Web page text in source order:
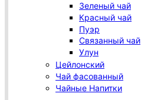
Зеленый чай
Красный чай
Пуэр
Связанный чай
Улун
Цейлонский
Чай фасованный
Чайные Напитки